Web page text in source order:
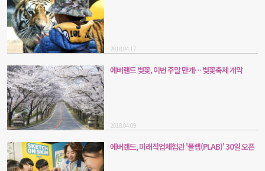
2018.04.17
에버랜드 벚꽃, 이번 주말 만개… 벚꽃축제 개막
2018.04.09
에버랜드, 미래직업체험관 '플랩(PLAB)' 30일 오픈